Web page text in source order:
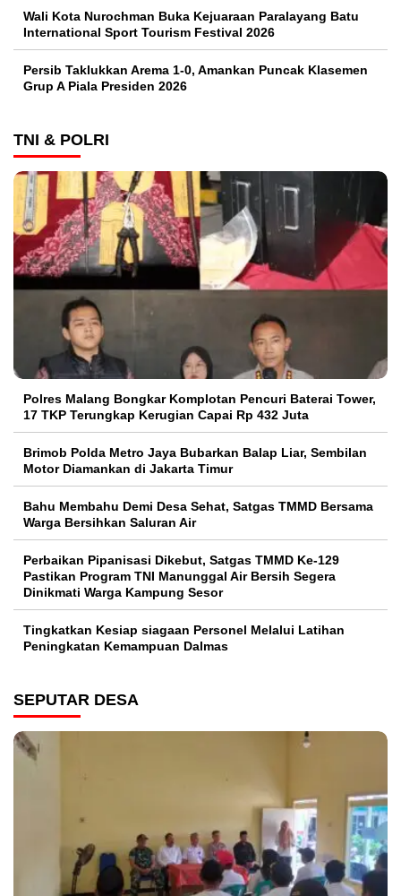
Wali Kota Nurochman Buka Kejuaraan Paralayang Batu
International Sport Tourism Festival 2026
Persib Taklukkan Arema 1-0, Amankan Puncak Klasemen
Grup A Piala Presiden 2026
TNI & POLRI
Polres Malang Bongkar Komplotan Pencuri Baterai Tower,
17 TKP Terungkap Kerugian Capai Rp 432 Juta
Brimob Polda Metro Jaya Bubarkan Balap Liar, Sembilan
Motor Diamankan di Jakarta Timur
Bahu Membahu Demi Desa Sehat, Satgas TMMD Bersama
Warga Bersihkan Saluran Air
Perbaikan Pipanisasi Dikebut, Satgas TMMD Ke-129
Pastikan Program TNI Manunggal Air Bersih Segera
Dinikmati Warga Kampung Sesor
Tingkatkan Kesiap siagaan Personel Melalui Latihan
Peningkatan Kemampuan Dalmas
SEPUTAR DESA